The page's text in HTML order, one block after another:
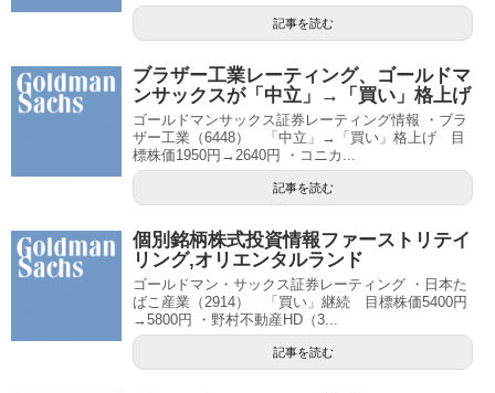
記事を読む
ブラザー工業レーティング、ゴールドマ
ンサックスが「中立」→「買い」格上げ
ゴールドマンサックス証券レーティング情報 ・ブラ
ザー工業（6448） 「中立」→「買い」格上げ 目
標株価1950円→2640円 ・コニカ...
記事を読む
個別銘柄株式投資情報ファーストリテイ
リング,オリエンタルランド
ゴールドマン・サックス証券レーティング ・日本た
ばこ産業（2914） 「買い」継続 目標株価5400円
→5800円 ・野村不動産HD（3...
記事を読む